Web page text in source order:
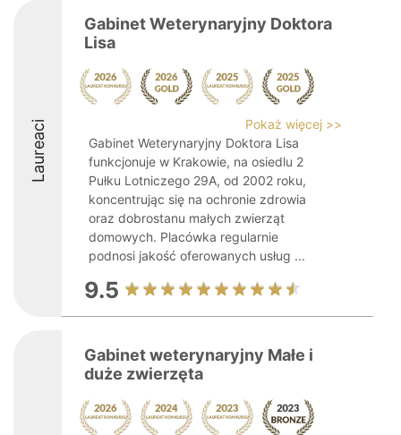
Laureaci
Gabinet Weterynaryjny Doktora
Lisa
Pokaż więcej >>
Gabinet Weterynaryjny Doktora Lisa
funkcjonuje w Krakowie, na osiedlu 2
Pułku Lotniczego 29A, od 2002 roku,
koncentrując się na ochronie zdrowia
oraz dobrostanu małych zwierząt
domowych. Placówka regularnie
podnosi jakość oferowanych usług ...
9.5
Gabinet weterynaryjny Małe i
duże zwierzęta